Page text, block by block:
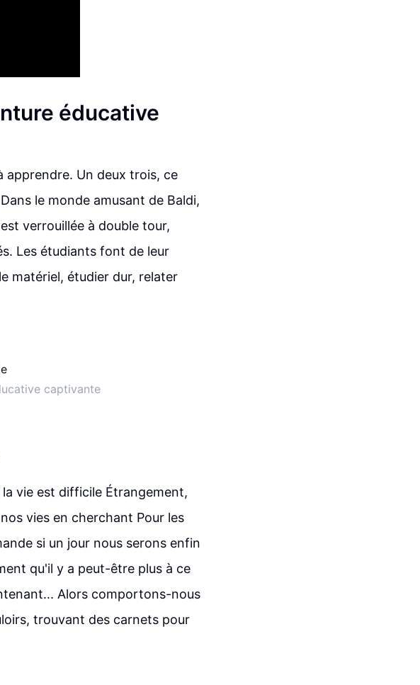
éducative
apprendre. Un deux trois, ce
le monde amusant de Baldi,
verrouillée à double tour,
Les étudiants font de leur
matériel, étudier dur, relater
captivante
vie est difficile Étrangement,
vies en cherchant Pour les
si un jour nous serons enfin
qu'il y a peut-être plus à ce
Alors comportons-nous
trouvant des carnets pour